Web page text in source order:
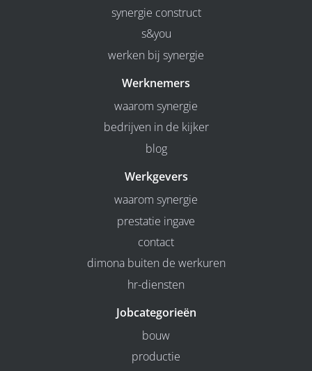
synergie construct
s&you
werken bij synergie
Werknemers
waarom synergie
bedrijven in de kijker
blog
Werkgevers
waarom synergie
prestatie ingave
contact
dimona buiten de werkuren
hr-diensten
Jobcategorieën
bouw
productie